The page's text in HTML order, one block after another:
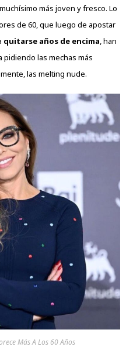
más joven y fresco. Lo
de 60, que luego de apostar
quitarse años de encima, han
las mechas más
las melting nude.
Más A Los 60 Años